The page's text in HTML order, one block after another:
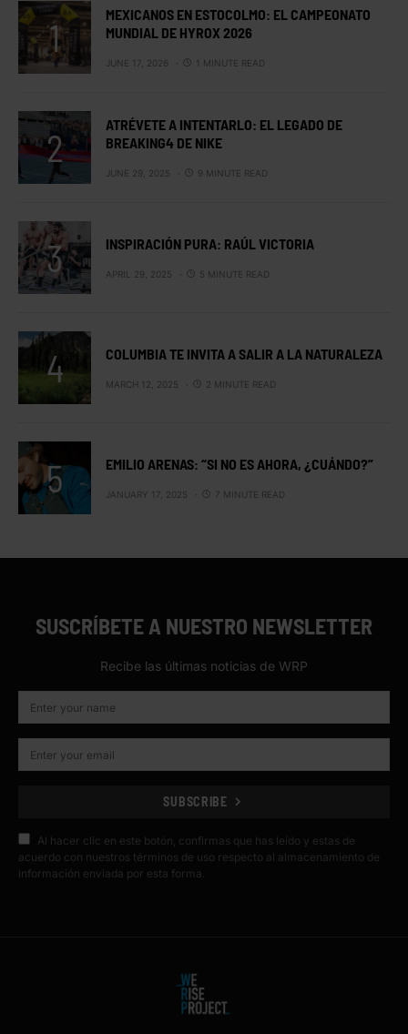
MEXICANOS EN ESTOCOLMO: EL CAMPEONATO
MUNDIAL DE HYROX 2026
JUNE 17, 2026 1 MINUTE READ
ATRÉVETE A INTENTARLO: EL LEGADO DE
BREAKING4 DE NIKE
JUNE 29, 2025 9 MINUTE READ
INSPIRACIÓN PURA: RAÚL VICTORIA
APRIL 29, 2025 5 MINUTE READ
COLUMBIA TE INVITA A SALIR A LA NATURALEZA
MARCH 12, 2025 2 MINUTE READ
EMILIO ARENAS: “SI NO ES AHORA, ¿CUÁNDO?”
JANUARY 17, 2025 7 MINUTE READ
SUSCRÍBETE A NUESTRO NEWSLETTER
Recibe las últimas noticias de WRP
SUBSCRIBE
Al hacer clic en este botón, confirmas que has leído y estas de
acuerdo con nuestros términos de uso respecto al almacenamiento de
información enviada por esta forma.